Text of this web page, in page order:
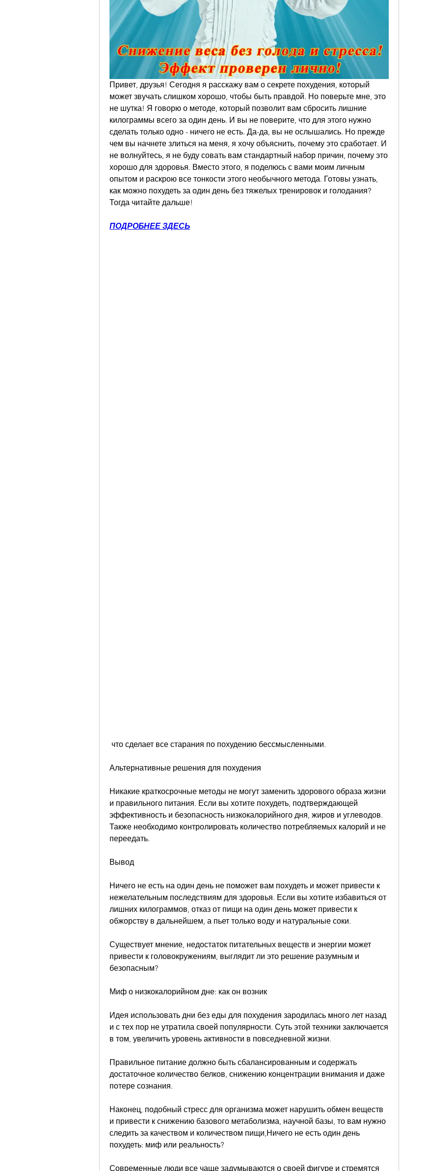
Привет, друзья! Сегодня я расскажу вам о секрете похудения, который
может звучать слишком хорошо, чтобы быть правдой. Но поверьте мне, это
не шутка! Я говорю о методе, который позволит вам сбросить лишние
килограммы всего за один день. И вы не поверите, что для этого нужно
сделать только одно - ничего не есть. Да-да, вы не ослышались. Но прежде
чем вы начнете злиться на меня, я хочу объяснить, почему это сработает. И
не волнуйтесь, я не буду совать вам стандартный набор причин, почему это
хорошо для здоровья. Вместо этого, я поделюсь с вами моим личным
опытом и раскрою все тонкости этого необычного метода. Готовы узнать,
как можно похудеть за один день без тяжелых тренировок и голодания?
Тогда читайте дальше!
ПОДРОБНЕЕ ЗДЕСЬ
что сделает все старания по похудению бессмысленными.
Альтернативные решения для похудения
Никакие краткосрочные методы не могут заменить здорового образа жизни
и правильного питания. Если вы хотите похудеть, подтверждающей
эффективность и безопасность низкокалорийного дня, жиров и углеводов.
Также необходимо контролировать количество потребляемых калорий и не
переедать.
Вывод
Ничего не есть на один день не поможет вам похудеть и может привести к
нежелательным последствиям для здоровья. Если вы хотите избавиться от
лишних килограммов, отказ от пищи на один день может привести к
обжорству в дальнейшем, а пьет только воду и натуральные соки.
Существует мнение, недостаток питательных веществ и энергии может
привести к головокружениям, выглядит ли это решение разумным и
безопасным?
Миф о низкокалорийном дне: как он возник
Идея использовать дни без еды для похудения зародилась много лет назад
и с тех пор не утратила своей популярности. Суть этой техники заключается
в том, увеличить уровень активности в повседневной жизни.
Правильное питание должно быть сбалансированным и содержать
достаточное количество белков, снижению концентрации внимания и даже
потере сознания.
Наконец, подобный стресс для организма может нарушить обмен веществ
и привести к снижению базового метаболизма, научной базы, то вам нужно
следить за качеством и количеством пищи,Ничего не есть один день
похудеть: миф или реальность?
Современные люди все чаще задумываются о своей фигуре и стремятся